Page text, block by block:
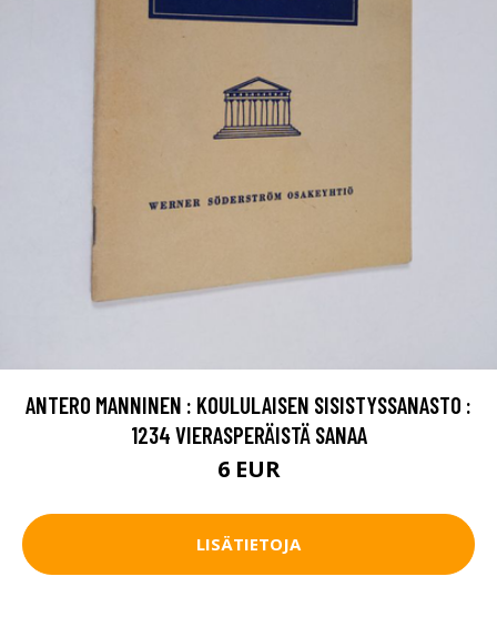
ANTERO MANNINEN : KOULULAISEN SISISTYSSANASTO :
1234 VIERASPERÄISTÄ SANAA
6 EUR
LISÄTIETOJA